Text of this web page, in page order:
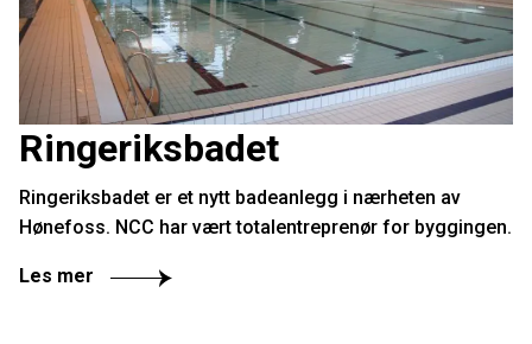
Ringeriksbadet
Ringeriksbadet er et nytt badeanlegg i nærheten av
Hønefoss. NCC har vært totalentreprenør for byggingen.
Les mer